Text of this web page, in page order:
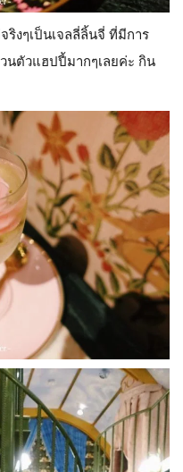
งๆเป็นเจลลี่ลิ้นจี่ ที่มีการ
นตัวแฮปปี้มากๆเลยค่ะ กิน